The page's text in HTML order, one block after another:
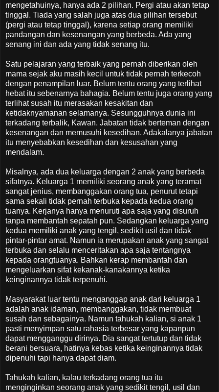
mengetahuinya, hanya ada 2 pilihan. Pergi atau akan tetap
tinggal. Tiada yang salah juga atas dua pilihan tersebut
(pergi atau tetap tinggal), karena setiap orang memiliki
pandangan dan kesenangan yang berbeda. Ada yang
senang ini dan ada yang tidak senang itu.
Satu pelajaran yang terbaik yang pernah diberikan oleh
mama sejak aku masih kecil untuk tidak pernah terkecoh
dengan penampilan luar. Belum tentu orang yang terlihat
hebat itu sebenarnya bahagia. Belum tentu juga orang yang
terlihat susah itu merasakan kesakitan dan
ketidaknyamanan selamanya. Sesungguhnya dunia ini
terkadang terbalik, Kawan. Jabatan tidak berteman dengan
kesenangan dan memusuhi kesedihan. Adakalanya jabatan
itu menyebabkan kesedihan dan kesusahan yang
mendalam.
Misalnya, ada dua keluarga dengan 2 anak yang berbeda
sifatnya. Keluarga 1 memiliki seorang anak yang teramat
sangat jenius, membanggakan orang tua, penurut tetapi
sama sekali tidak pernah terbuka kepada kedua orang
tuanya. Kerjanya hanya menuruti apa saja yang disuruh
tanpa membantah sepatah pun. Sedangkan keluarga yang
kedua memiliki anak yang tengil, sedikit usil dan tidak
pintar-pintar amat. Namun ia merupakan anak yang sangat
terbuka dan selalu menceritakan apa saja tentangnya
kepada orangtuanya. Bahkan kerap membantah dan
mengeluarkan sifat kekanak-kanakannya ketika
keinginannya tidak terpenuhi.
Masyarakat luar tentu menganggap anak dari keluarga 1
adalah anak idaman, membanggakan, tidak membuat
susah dan sebagainya. Namun tahukah kalian, si anak 1
pasti menyimpan satu rahasia terbesar yang kapanpun
dapat mengganggu dirinya. Dia sangat tertutup dan tidak
berani bersuara, hatinya kebas ketika keinginannya tidak
dipenuhi tapi hanya dapat diam.
Tahukah kalian, kalau terkadang orang tua itu
menginginkan seorang anak yang sedikit tengil, usil dan